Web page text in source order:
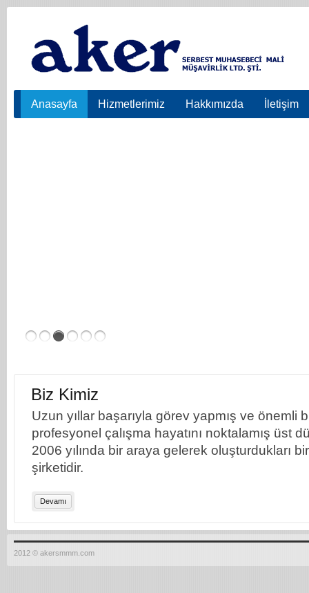
Anasayfa Hizmetlerimiz Hakkımızda İletişim
Biz Kimiz
Uzun yıllar başarıyla görev yapmış ve önemli
profesyonel çalışma hayatını noktalamış üst
2006 yılında bir araya gelerek oluşturdukları
şirketidir.
Devamı
2012 © akersmmm.com